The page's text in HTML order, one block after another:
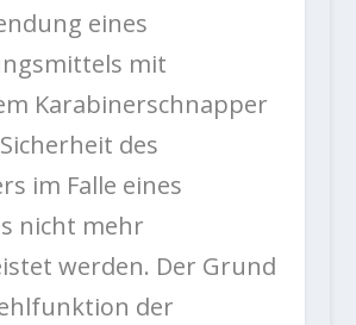
eines
mit
Karabinerschnapper
des
im Falle eines
nicht mehr
werden. Der Grund
der